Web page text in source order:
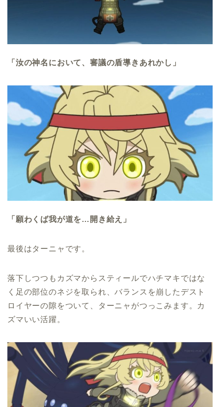
「汝の神名において、審議の盾導きあれかし」
「願わくば我が道を…開き給え」
最後はターニャです。
落下しつつもカズマからスティールでハチマキではな
く足の部位のネジを取られ、バランスを崩したデスト
ロイヤーの隙をついて、ターニャがつっこみます。カ
ズマいい活躍。